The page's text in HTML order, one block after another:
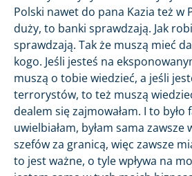
Polski nawet do pana Kazia też w
duży, to banki sprawdzają. Jak
sprawdzają. Tak że muszą mieć
kogo. Jeśli jesteś na
muszą o tobie wiedzieć, a jeśli
terrorystów, to też muszą
dealem się zajmowałam. I to było
uwielbiałam, byłam sama zawsze
szefów za granicą, więc zawsze
to jest ważne, o tyle wpływa na